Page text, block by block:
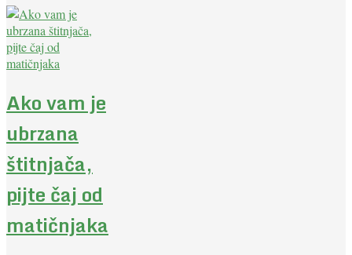
Ako vam je
ubrzana
štitnjača,
pijte čaj od
matičnjaka